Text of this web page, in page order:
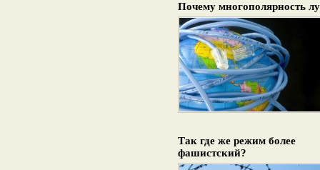
Почему многополярность
Так где же режим более
фашистский?